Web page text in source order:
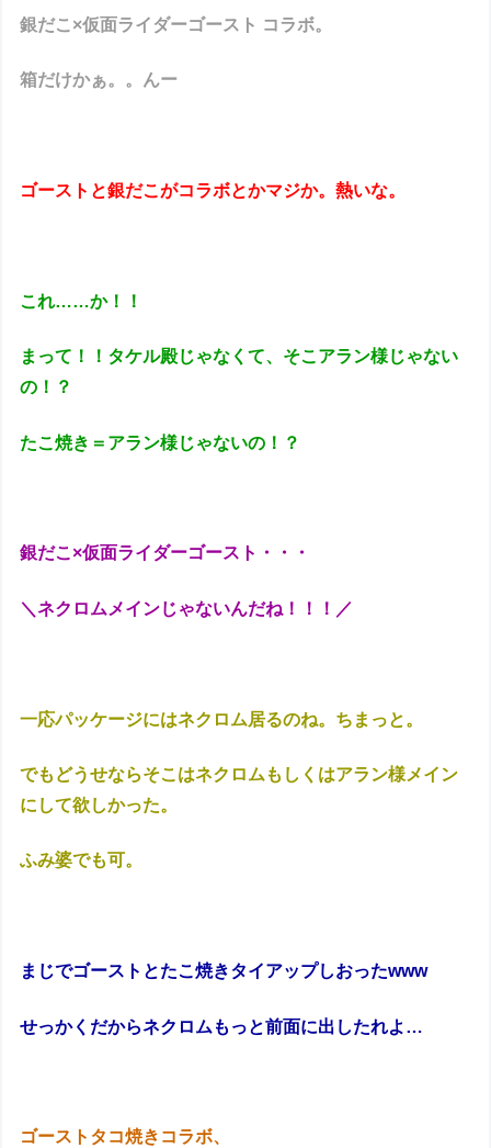
銀だこ×仮面ライダーゴースト コラボ。
箱だけかぁ。。んー
ゴーストと銀だこがコラボとかマジか。熱いな。
これ……か！！
まって！！タケル殿じゃなくて、そこアラン様じゃない
の！？
たこ焼き＝アラン様じゃないの！？
銀だこ×仮面ライダーゴースト・・・
＼ネクロムメインじゃないんだね！！！／
一応パッケージにはネクロム居るのね。ちまっと。
でもどうせならそこはネクロムもしくはアラン様メイン
にして欲しかった。
ふみ婆でも可。
まじでゴーストとたこ焼きタイアップしおったwww
せっかくだからネクロムもっと前面に出したれよ…
ゴーストタコ焼きコラボ、